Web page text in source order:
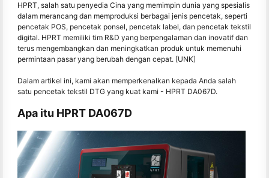
HPRT, salah satu penyedia Cina yang memimpin dunia yang spesialis
dalam merancang dan memproduksi berbagai jenis pencetak, seperti
pencetak POS, pencetak ponsel, pencetak label, dan pencetak tekstil
digital. HPRT memiliki tim R&D yang berpengalaman dan inovatif dan
terus mengembangkan dan meningkatkan produk untuk memenuhi
permintaan pasar yang berubah dengan cepat. [UNK]
Dalam artikel ini, kami akan memperkenalkan kepada Anda salah
satu pencetak tekstil DTG yang kuat kami - HPRT DA067D.
Apa itu HPRT DA067D